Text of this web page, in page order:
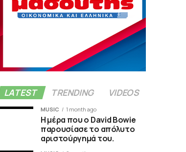
LATEST TRENDING VIDEOS
MUSIC 1 month ago
Η μέρα που ο David Bowie
παρουσίασε το απόλυτο
αριστούργημά του.